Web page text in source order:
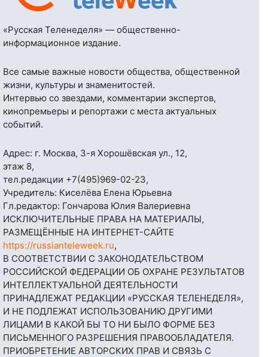
«Русская Теленеделя» — общественно-
информационное издание.
Все самые важные новости общества, общественной
жизни, культуры и знаменитостей.
Интервью со звездами, комментарии экспертов,
кинопремьеры и репортажи с места актуальных
событий.
Адрес: г. Москва, 3-я Хорошёвская ул., 12,
этаж 8,
тел.редакции +7(495)969-02-23,
Учредитель: Киселёва Елена Юрьевна
Гл.редактор: Гончарова Юлия Валериевна
ИСКЛЮЧИТЕЛЬНЫЕ ПРАВА НА МАТЕРИАЛЫ,
РАЗМЕЩЁННЫЕ НА ИНТЕРНЕТ-САЙТЕ
https://russianteleweek.ru,
В СООТВЕТСТВИИ С ЗАКОНОДАТЕЛЬСТВОМ
РОССИЙСКОЙ ФЕДЕРАЦИИ ОБ ОХРАНЕ РЕЗУЛЬТАТОВ
ИНТЕЛЛЕКТУАЛЬНОЙ ДЕЯТЕЛЬНОСТИ
ПРИНАДЛЕЖАТ РЕДАКЦИИ «РУССКАЯ ТЕЛЕНЕДЕЛЯ»,
И НЕ ПОДЛЕЖАТ ИСПОЛЬЗОВАНИЮ ДРУГИМИ
ЛИЦАМИ В КАКОЙ БЫ ТО НИ БЫЛО ФОРМЕ БЕЗ
ПИСЬМЕННОГО РАЗРЕШЕНИЯ ПРАВООБЛАДАТЕЛЯ.
ПРИОБРЕТЕНИЕ АВТОРСКИХ ПРАВ И СВЯЗЬ С